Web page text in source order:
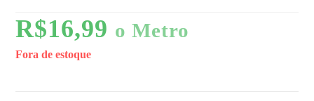
R$16,99 o Metro
Fora de estoque